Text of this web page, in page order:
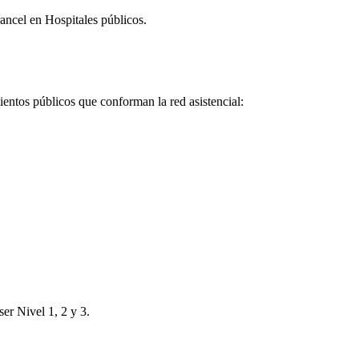
en Hospitales públicos.
públicos que conforman la red asistencial:
Nivel 1, 2 y 3.